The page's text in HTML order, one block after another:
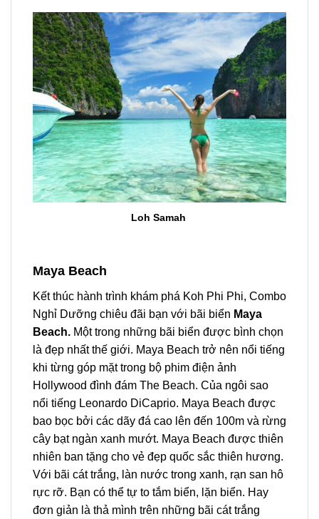
Loh Samah
Maya Beach
Kết thúc hành trình khám phá Koh Phi Phi, Combo
Nghỉ Dưỡng chiêu đãi bạn với bãi biển Maya
Beach. Một trong những bãi biển được bình chọn
là đẹp nhất thế giới. Maya Beach trở nên nổi tiếng
khi từng góp mặt trong bộ phim điện ảnh
Hollywood đình đám The Beach. Của ngôi sao
nổi tiếng Leonardo DiCaprio. Maya Beach được
bao bọc bởi các dãy đá cao lên đến 100m và rừng
cây bạt ngàn xanh mướt. Maya Beach được thiên
nhiên ban tặng cho vẻ đẹp quốc sắc thiên hương.
Với bãi cát trắng, làn nước trong xanh, rạn san hô
rực rỡ. Bạn có thể tự to tắm biển, lặn biển. Hay
đơn giản là thả mình trên những bãi cát trắng